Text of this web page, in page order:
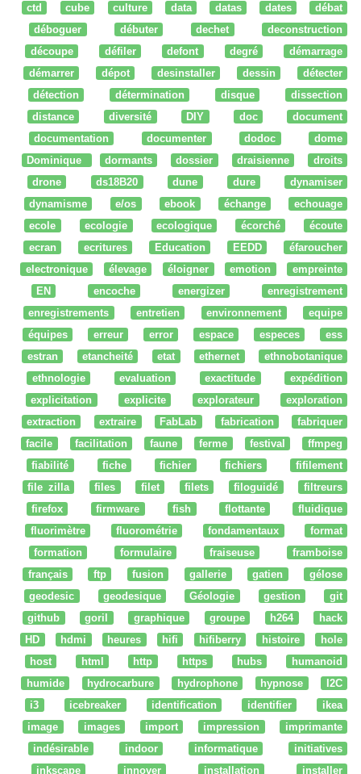
ctd
cube culture data datas dates
débat
déboguer
débuter dechet
deconstruction
découpe
défiler defont degré
démarrage
démarrer
dépot desinstaller dessin
détecter
détection
détermination disque
dissection
distance
diversité DIY doc
document
documentation
documenter dodoc
dome
Dominique
dormants dossier draisienne
droits
drone
ds18B20 dune dure
dynamiser
dynamisme
e/os ebook échange
echouage
ecole
ecologie ecologique écorché
écoute
ecran
ecritures Education EEDD
éfaroucher
electronique
élevage éloigner emotion
empreinte
EN
encoche energizer
enregistrement
enregistrements
entretien environnement
equipe
équipes
erreur error espace especes
ess
estran
etancheité etat ethernet
ethnobotanique
ethnologie
evaluation exactitude
expédition
explicitation
explicite explorateur
exploration
extraction
extraire FabLab fabrication
fabriquer
facile
facilitation faune ferme festival
ffmpeg
fiabilité
fiche fichier fichiers
fifilement
file zilla
files filet filets filoguidé
filtreurs
firefox
firmware fish flottante
fluidique
fluorimètre
fluorométrie fondamentaux
format
formation
formulaire fraiseuse
framboise
français
ftp fusion gallerie gatien
gélose
geodesic
geodesique Géologie gestion
git
github
goril graphique groupe h264
hack
HD
hdmi heures hifi hifiberry histoire
hole
host
html http https hubs
humanoid
humide
hydrocarbure hydrophone hypnose
I2C
i3
icebreaker identification identifier
ikea
image
images import impression
imprimante
indésirable
indoor informatique
initiatives
inkscape
innover installation installer